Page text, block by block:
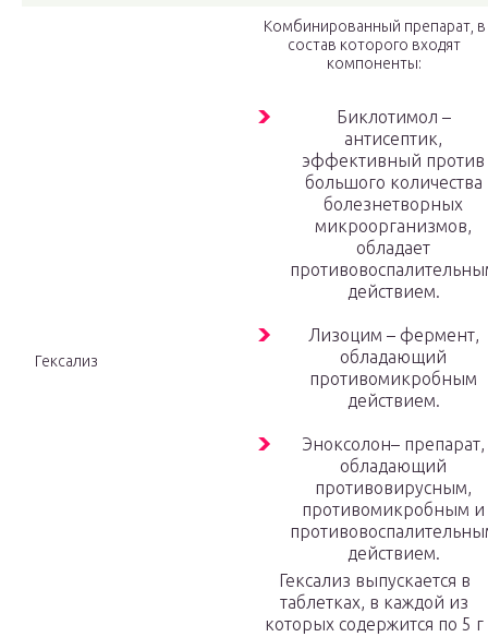
Гексализ
Комбинированный препарат, в
состав которого входят
компоненты:
Биклотимол –
антисептик,
эффективный против
большого количества
болезнетворных
микроорганизмов,
обладает
действием.
Лизоцим – фермент,
обладающий
противомикробным
действием.
Эноксолон– препарат,
обладающий
противовирусным,
противомикробным и
действием.
Гексализ выпускается в
таблетках, в каждой из
которых содержится по 5 г